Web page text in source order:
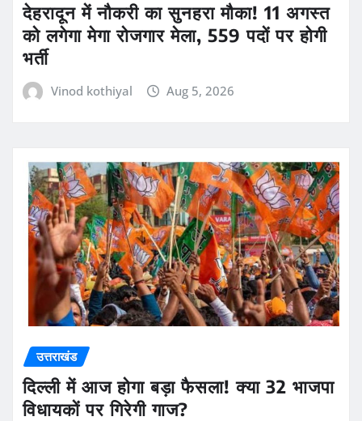
देहरादून में नौकरी का सुनहरा मौका! 11 अगस्त
को लगेगा मेगा रोजगार मेला, 559 पदों पर होगी
भर्ती
Vinod kothiyal Aug 5, 2026
उत्तराखंड
दिल्ली में आज होगा बड़ा फैसला! क्या 32 भाजपा
विधायकों पर गिरेगी गाज?